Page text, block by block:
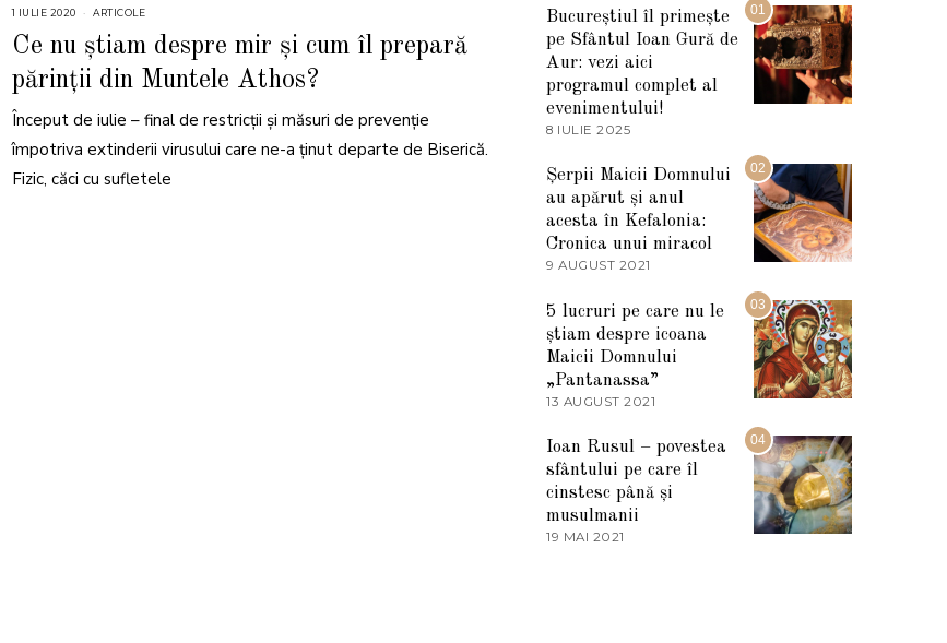
1 IULIE 2020 ARTICOLE
Ce nu știam despre mir și cum îl prepară
părinții din Muntele Athos?
Început de iulie – final de restricții și măsuri de prevenție
împotriva extinderii virusului care ne-a ținut departe de Biserică.
Fizic, căci cu sufletele
01
Bucureștiul îl primește
pe Sfântul Ioan Gură de
Aur: vezi aici
programul complet al
evenimentului!
8 IULIE 2025
U
L
I
2
0
02
Șerpii Maicii Domnului
au apărut și anul
acesta în Kefalonia:
Cronica unui miracol
9 AUGUST 2021
A
R
T
I
2
2
2
03
5 lucruri pe care nu le
știam despre icoana
Maicii Domnului
„Pantanassa”
13 AUGUST 2021
U
G
U
S
04
Ioan Rusul – povestea
sfântului pe care îl
cinstesc până și
musulmanii
19 MAI 2021